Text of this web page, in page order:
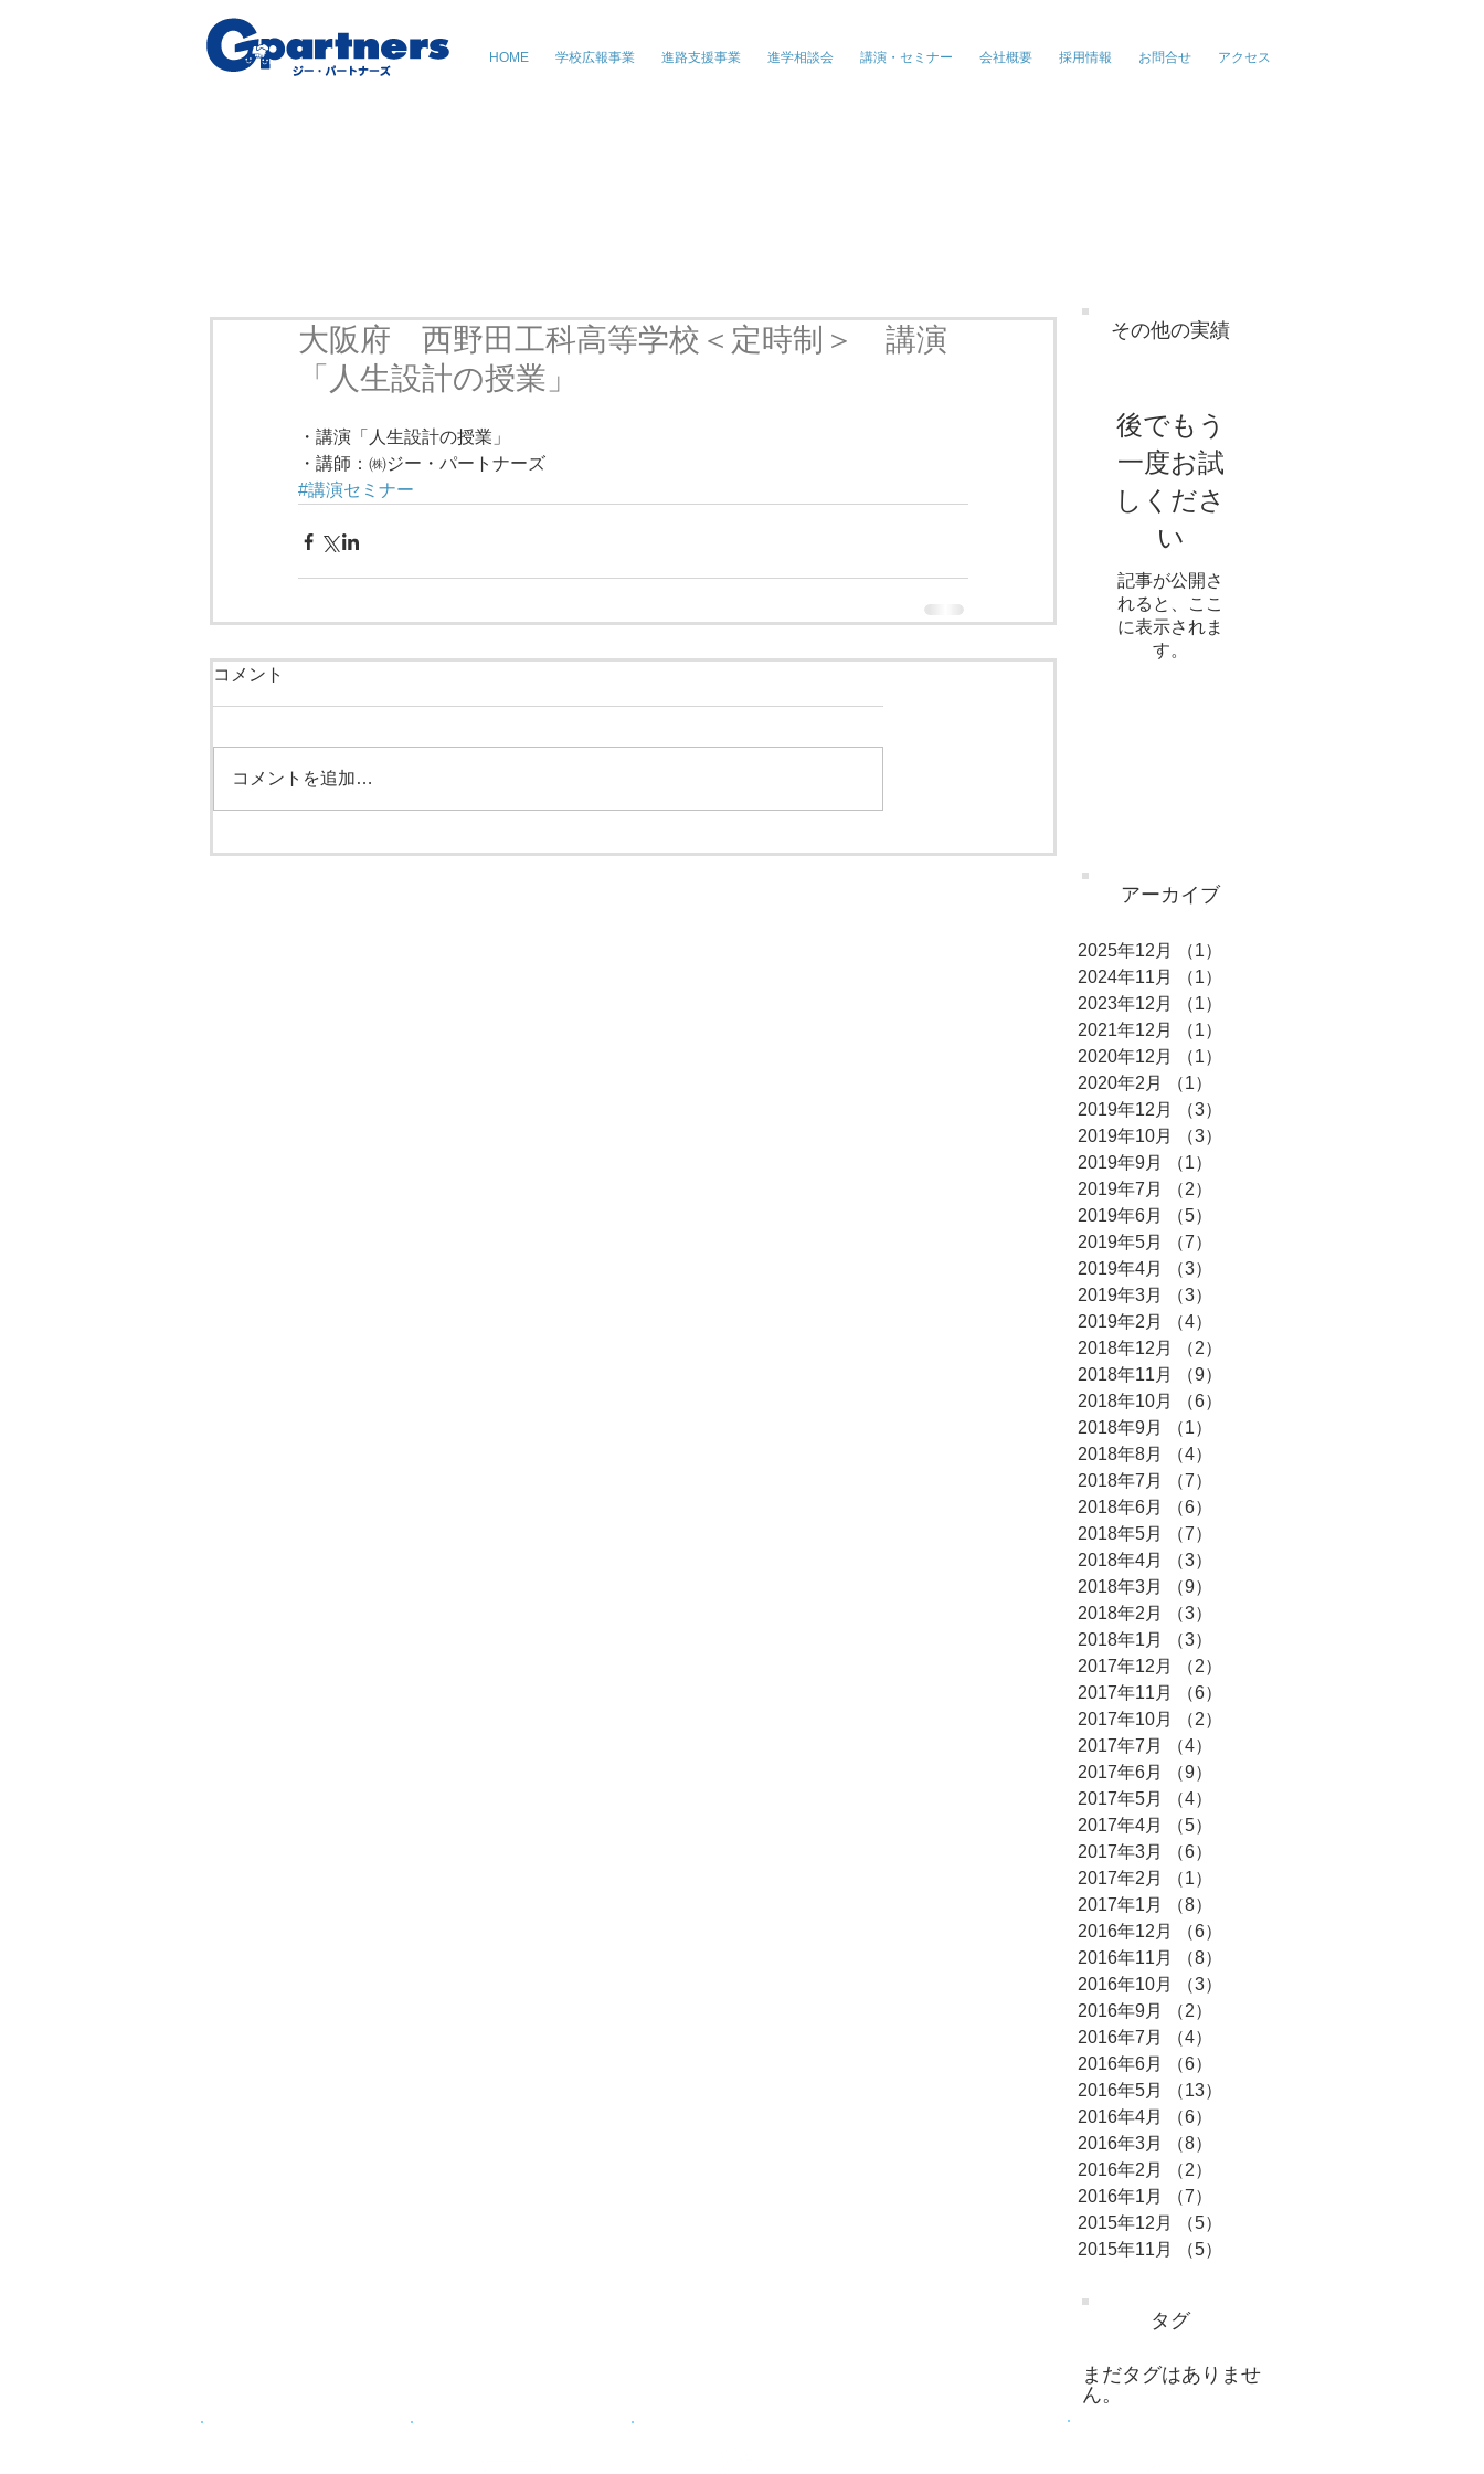
HOME 学校広報事業 進路支援事業 進学相談会 講演・セミナー 会社概要 採用情報 お問合せ アクセス
大阪府 西野田工科高等学校＜定時制＞ 講演
「人生設計の授業」
・講演「人生設計の授業」
・講師：㈱ジー・パートナーズ
#講演セミナー
コメント
コメントを追加…
その他の実績
後でもう
一度お試
しくださ
い
記事が公開さ
れると、ここ
に表示されま
す。
アーカイブ
2025年12月 （1）
2024年11月
（1）
2023年12月
（1）
2021年12月
（1）
2020年12月
（1）
2020年2月
（1）
2019年12月
（3）
2019年10月
（3）
2019年9月
（1）
2019年7月
（2）
2019年6月
（5）
2019年5月
（7）
2019年4月
（3）
2019年3月
（3）
2019年2月
（4）
2018年12月
（2）
2018年11月
（9）
2018年10月
（6）
2018年9月
（1）
2018年8月
（4）
2018年7月
（7）
2018年6月
（6）
2018年5月
（7）
2018年4月
（3）
2018年3月
（9）
2018年2月
（3）
2018年1月
（3）
2017年12月
（2）
2017年11月
（6）
2017年10月
（2）
2017年7月
（4）
2017年6月
（9）
2017年5月
（4）
2017年4月
（5）
2017年3月
（6）
2017年2月
（1）
2017年1月
（8）
2016年12月
（6）
2016年11月
（8）
2016年10月
（3）
2016年9月
（2）
2016年7月
（4）
2016年6月
（6）
2016年5月
（13）
2016年4月
（6）
2016年3月
（8）
2016年2月
（2）
2016年1月
（7）
2015年12月
（5）
2015年11月
（5）
タグ
まだタグはありませ
ん。